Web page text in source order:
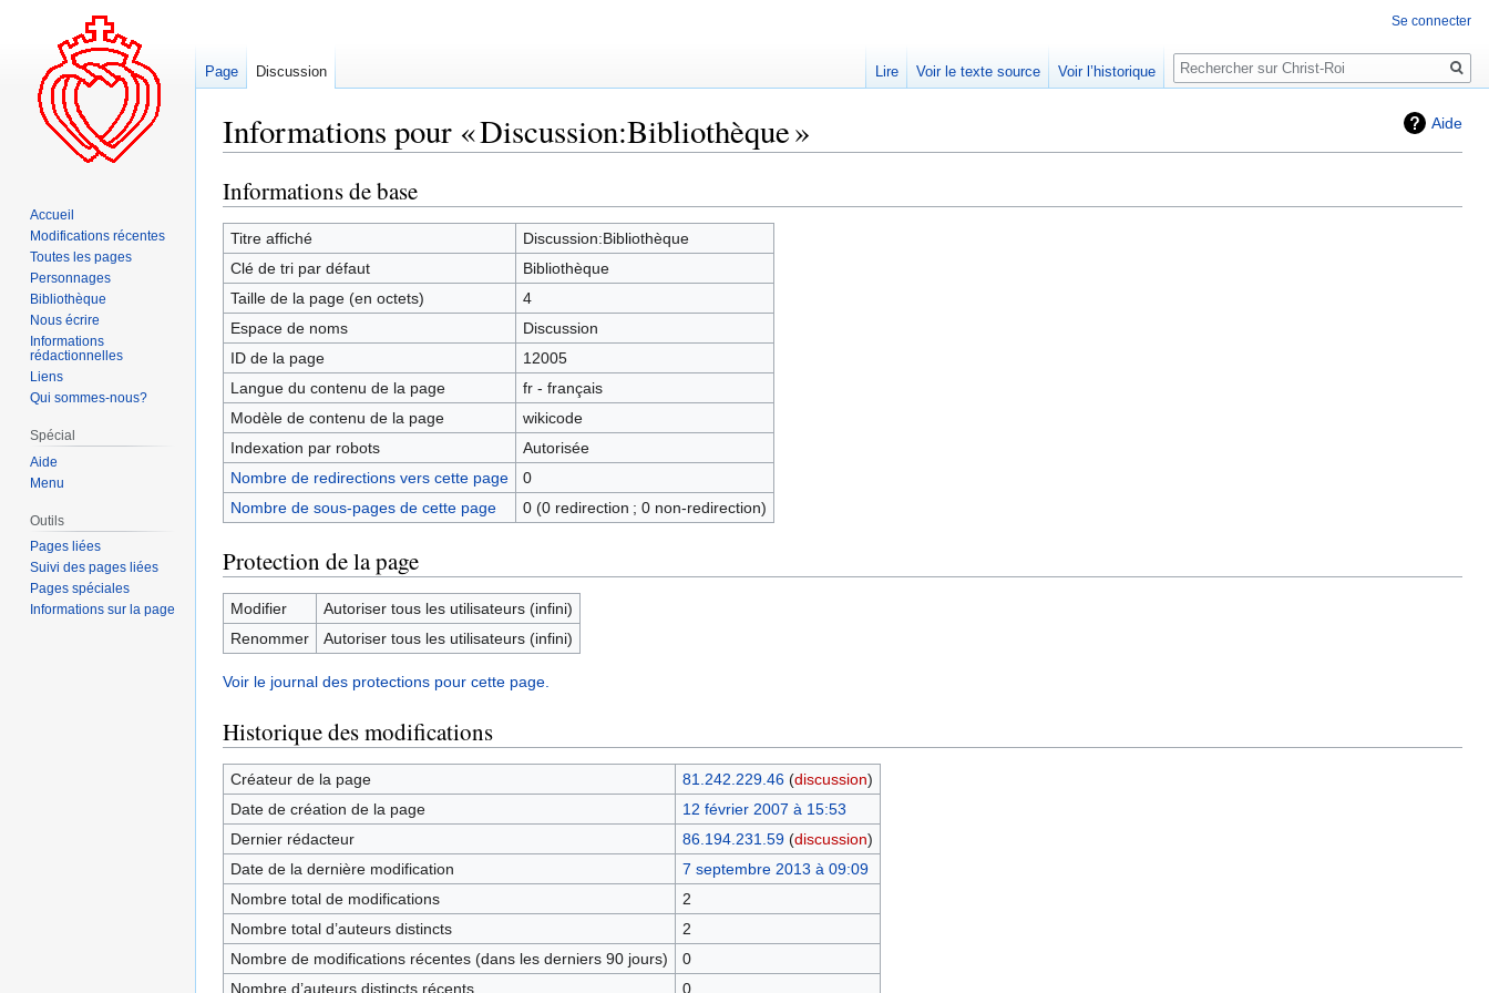
Aide
Informations pour « Discussion:Bibliothèque »
Aller
à
la
navigation
Aller
à
la
recherche
Informations de base
Titre affiché
Discussion:Bibliothèque
Clé de tri par défaut
Bibliothèque
Taille de la page (en octets)
4
Espace de noms
Discussion
ID de la page
12005
Langue du contenu de la page
fr - français
Modèle de contenu de la page
wikicode
Indexation par robots
Autorisée
Nombre de redirections vers cette page
0
Nombre de sous-pages de cette page
0 (0 redirection ; 0 non-redirection)
Protection de la page
Modifier
Autoriser tous les utilisateurs (infini)
Renommer
Autoriser tous les utilisateurs (infini)
Voir le journal des protections pour cette page.
Historique des modifications
Créateur de la page 81.242.229.46 (discussion)
Date de création de la page
12 février 2007 à 15:53
Dernier rédacteur
86.194.231.59 (discussion)
Date de la dernière modification
7 septembre 2013 à 09:09
Nombre total de modifications
2
Nombre total d’auteurs distincts
2
Nombre de modifications récentes (dans les derniers 90 jours)
0
Nombre d’auteurs distincts récents
0
Se connecter
Page Discussion Lire Voir le texte source Voir l’historique
Rechercher
Accueil
Modifications récentes
Toutes les pages
Personnages
Bibliothèque
Nous écrire
Informations
rédactionnelles
Liens
Qui sommes-nous?
Spécial
Aide
Menu
Outils
Pages liées
Suivi des pages liées
Pages spéciales
Informations sur la page